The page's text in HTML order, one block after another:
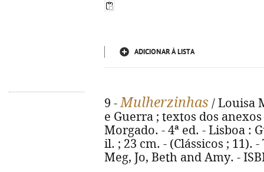
ADICIONAR À LISTA
9 -Mulherzinhas / Louisa
e Guerra ; textos dos
Morgado. - 4ª ed. - Lisboa :
il. ; 23 cm. - (Clássicos ;
Meg, Jo, Beth and Amy. -